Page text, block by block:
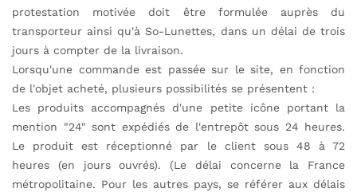
protestation motivée doit être formulée auprès du
transporteur ainsi qu'à So-Lunettes, dans un délai de trois
jours à compter de la livraison.
Lorsqu'une commande est passée sur le site, en fonction
de l'objet acheté, plusieurs possibilités se présentent :
Les produits accompagnés d'une petite icône portant la
mention "24" sont expédiés de l'entrepôt sous 24 heures.
Le produit est réceptionné par le client sous 48 à 72
heures (en jours ouvrés). (Le délai concerne la France
métropolitaine. Pour les autres pays, se référer aux délais